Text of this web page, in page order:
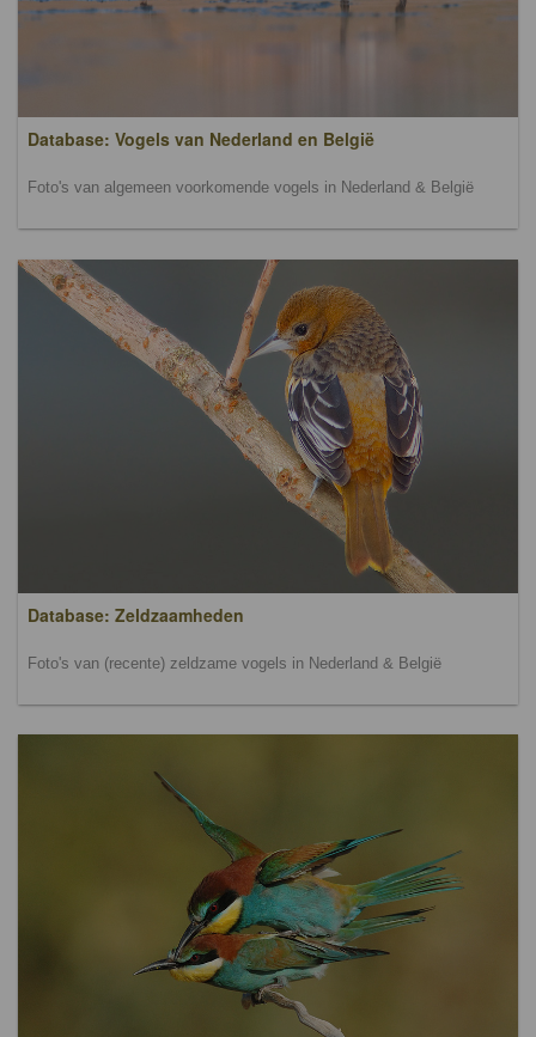
Database: Vogels van Nederland en België
Foto's van algemeen voorkomende vogels in Nederland & België
Database: Zeldzaamheden
Foto's van (recente) zeldzame vogels in Nederland & België